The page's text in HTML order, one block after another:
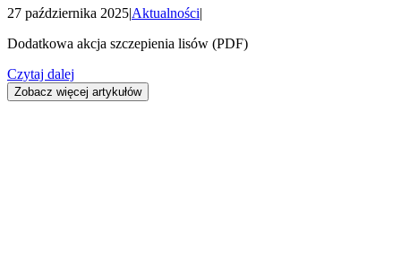
27 października 2025|Aktualności|
Dodatkowa akcja szczepienia lisów (PDF)
Czytaj dalej
Zobacz więcej artykułów